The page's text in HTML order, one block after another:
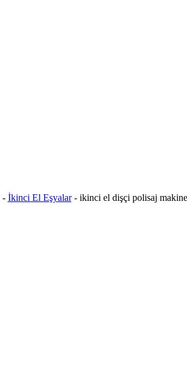
- İkinci El Eşyalar- ikinci el dişçi polisaj